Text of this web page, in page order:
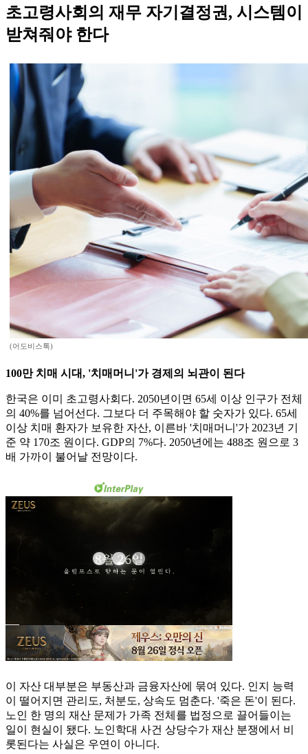
초고령사회의 재무 자기결정권, 시스템이
받쳐줘야 한다
(어도비스톡)
100만 치매 시대, '치매머니'가 경제의 뇌관이 된다
한국은 이미 초고령사회다. 2050년이면 65세 이상 인구가 전체
의 40%를 넘어선다. 그보다 더 주목해야 할 숫자가 있다. 65세
이상 치매 환자가 보유한 자산, 이른바 '치매머니'가 2023년 기
준 약 170조 원이다. GDP의 7%다. 2050년에는 488조 원으로 3
배 가까이 불어날 전망이다.
이 자산 대부분은 부동산과 금융자산에 묶여 있다. 인지 능력
이 떨어지면 관리도, 처분도, 상속도 멈춘다. '죽은 돈'이 된다.
노인 한 명의 재산 문제가 가족 전체를 법정으로 끌어들이는
일이 현실이 됐다. 노인학대 사건 상당수가 재산 분쟁에서 비
롯된다는 사실은 우연이 아니다.